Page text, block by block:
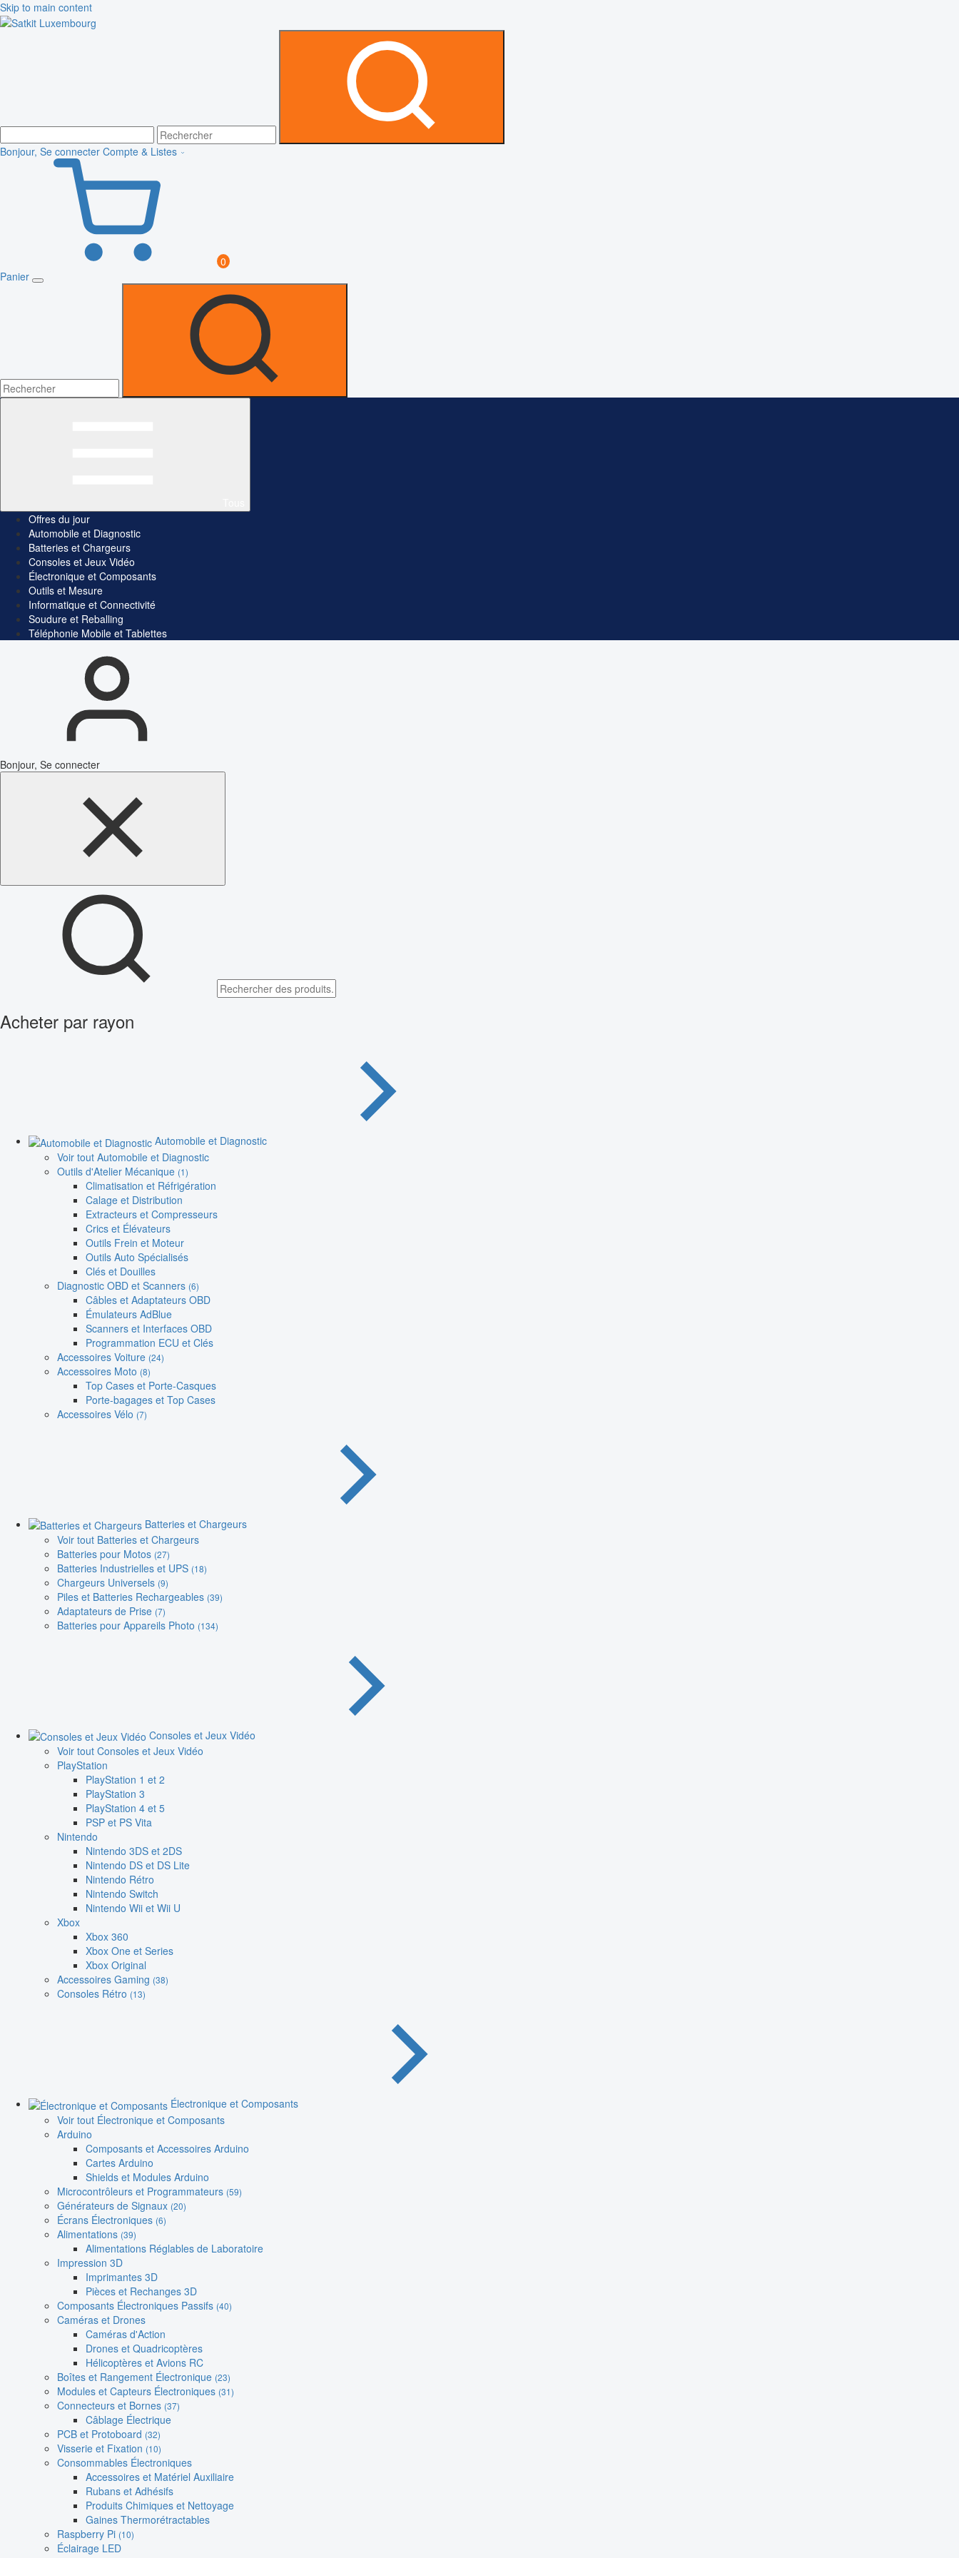
Skip to main content
Bonjour, Se connecter Compte & Listes
0
Panier
Offres du jour
Automobile et Diagnostic
Batteries et Chargeurs
Consoles et Jeux Vidéo
Électronique et Composants
Outils et Mesure
Informatique et Connectivité
Soudure et Reballing
Téléphonie Mobile et Tablettes
Bonjour, Se connecter
Acheter par rayon
Automobile et Diagnostic
Voir tout Automobile et Diagnostic
Outils d'Atelier Mécanique (1)
Climatisation et Réfrigération
Calage et Distribution
Extracteurs et Compresseurs
Crics et Élévateurs
Outils Frein et Moteur
Outils Auto Spécialisés
Clés et Douilles
Diagnostic OBD et Scanners (6)
Câbles et Adaptateurs OBD
Émulateurs AdBlue
Scanners et Interfaces OBD
Programmation ECU et Clés
Accessoires Voiture (24)
Accessoires Moto (8)
Top Cases et Porte-Casques
Porte-bagages et Top Cases
Accessoires Vélo (7)
Batteries et Chargeurs
Voir tout Batteries et Chargeurs
Batteries pour Motos (27)
Batteries Industrielles et UPS (18)
Chargeurs Universels (9)
Piles et Batteries Rechargeables (39)
Adaptateurs de Prise (7)
Batteries pour Appareils Photo (134)
Consoles et Jeux Vidéo
Voir tout Consoles et Jeux Vidéo
PlayStation
PlayStation 1 et 2
PlayStation 3
PlayStation 4 et 5
PSP et PS Vita
Nintendo
Nintendo 3DS et 2DS
Nintendo DS et DS Lite
Nintendo Rétro
Nintendo Switch
Nintendo Wii et Wii U
Xbox
Xbox 360
Xbox One et Series
Xbox Original
Accessoires Gaming (38)
Consoles Rétro (13)
Électronique et Composants
Voir tout Électronique et Composants
Arduino
Composants et Accessoires Arduino
Cartes Arduino
Shields et Modules Arduino
Microcontrôleurs et Programmateurs (59)
Générateurs de Signaux (20)
Écrans Électroniques (6)
Alimentations (39)
Alimentations Réglables de Laboratoire
Impression 3D
Imprimantes 3D
Pièces et Rechanges 3D
Composants Électroniques Passifs (40)
Caméras et Drones
Caméras d'Action
Drones et Quadricoptères
Hélicoptères et Avions RC
Boîtes et Rangement Électronique (23)
Modules et Capteurs Électroniques (31)
Connecteurs et Bornes (37)
Câblage Électrique
PCB et Protoboard (32)
Visserie et Fixation (10)
Consommables Électroniques
Accessoires et Matériel Auxiliaire
Rubans et Adhésifs
Produits Chimiques et Nettoyage
Gaines Thermorétractables
Raspberry Pi (10)
Éclairage LED